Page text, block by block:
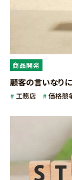
商品開発
顧客の言いなり
工務店 価格競